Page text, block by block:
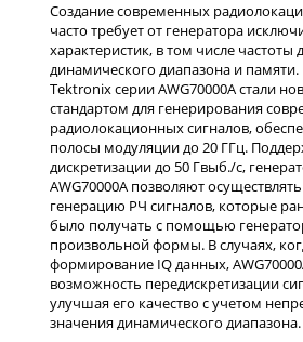
Создание современных
часто требует от генератора
характеристик, в том числе частоты
динамического диапазона и
Tektronix серии AWG70000A стали
стандартом для генерирования
радиолокационных сигналов,
полосы модуляции до 20 ГГц.
дискретизации до 50 Гвыб./с,
AWG70000A позволяют
генерацию РЧ сигналов, которые
было получать с помощью
произвольной формы. В случаях,
формирование IQ данных,
возможность передискретизации
улучшая его качество c учетом
значения динамического диапазона.